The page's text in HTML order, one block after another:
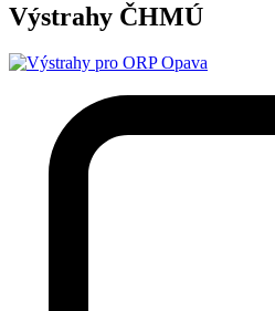
Výstrahy ČHMÚ